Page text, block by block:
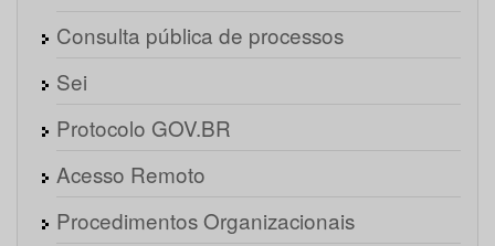
Consulta pública de processos
Sei
Protocolo GOV.BR
Acesso Remoto
Procedimentos Organizacionais